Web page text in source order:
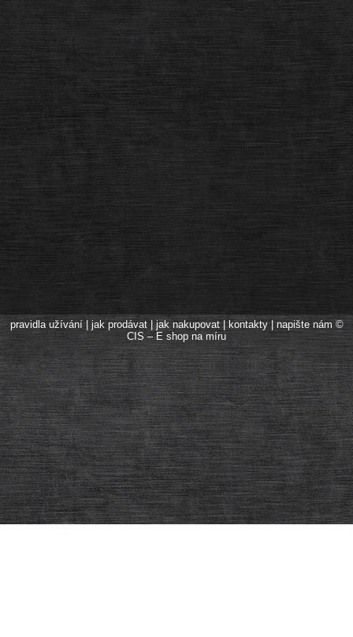
pravidla užívání| jak prodávat|jak nakupovat|kontakty|napište nám ©
CIS – E shop na míru